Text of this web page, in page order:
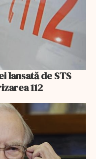
lansată de STS
112